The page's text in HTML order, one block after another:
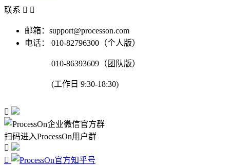
联系  
邮箱：support@processon.com
电话：
010-82796300（个人版）
010-86393609（团队版）
(工作日 9:30-18:30)

扫码进入ProcessOn用户群

